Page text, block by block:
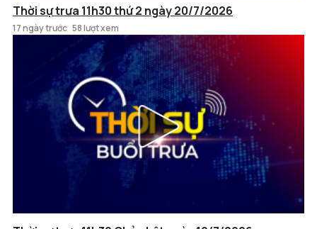
Thời sự trưa 11h30 thứ 2 ngày 20/7/2026
17 ngày trước 58 lượt xem